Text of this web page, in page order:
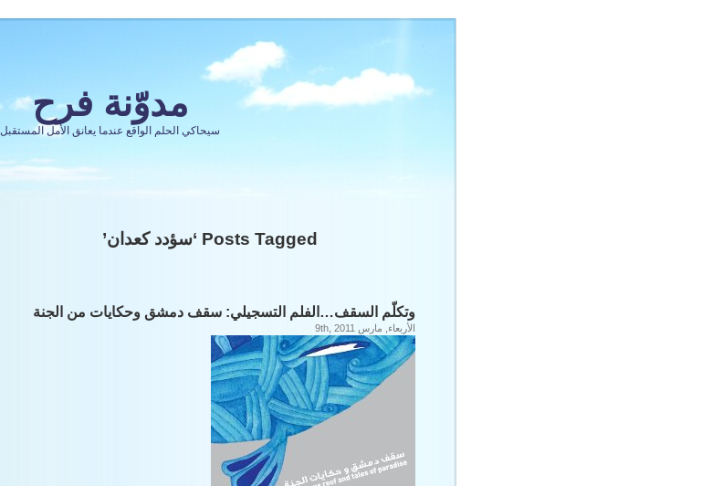
مدوّنة فرح
سيحاكي الحلم الواقع عندما يعانق الأمل المستقبل
Posts Tagged ‘سؤدد كعدان’
وتكلّم السقف…الفلم التسجيلي: سقف دمشق وحكايات من الجنة
الأربعاء, مارس 9th, 2011